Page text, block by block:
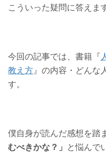
こういった疑問に答えま
今回の記事では、書籍『
教え方 』の内容・どんな
す。
僕自身が読んだ感想を踏
むべきかな？」
と悩んで